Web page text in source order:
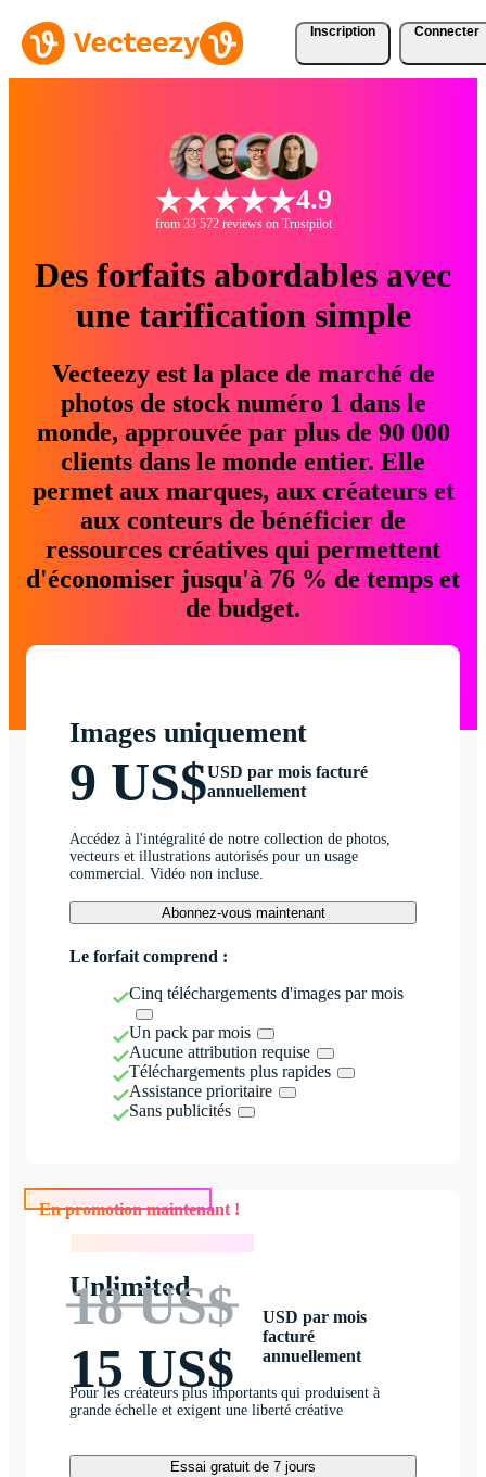
Inscription Connecter
4.9
from 33 572 reviews on Trustpilot
Des forfaits abordables avec
une tarification simple
Vecteezy est la place de marché de
photos de stock numéro 1 dans le
monde, approuvée par plus de 90 000
clients dans le monde entier. Elle
permet aux marques, aux créateurs et
aux conteurs de bénéficier de
ressources créatives qui permettent
d'économiser jusqu'à 76 % de temps et
de budget.
Images uniquement
9 US$USD par mois facturé
annuellement
Accédez à l'intégralité de notre collection de photos,
vecteurs et illustrations autorisés pour un usage
commercial. Vidéo non incluse.
Abonnez-vous maintenant
Le forfait comprend :
Cinq téléchargements d'images par mois
Un pack par mois
Aucune attribution requise
Téléchargements plus rapides
Assistance prioritaire
Sans publicités
En promotion maintenant !
Unlimited
18 US$
15 US$
USD par mois
facturé
annuellement
Pour les créateurs plus importants qui produisent à
grande échelle et exigent une liberté créative
Essai gratuit de 7 jours